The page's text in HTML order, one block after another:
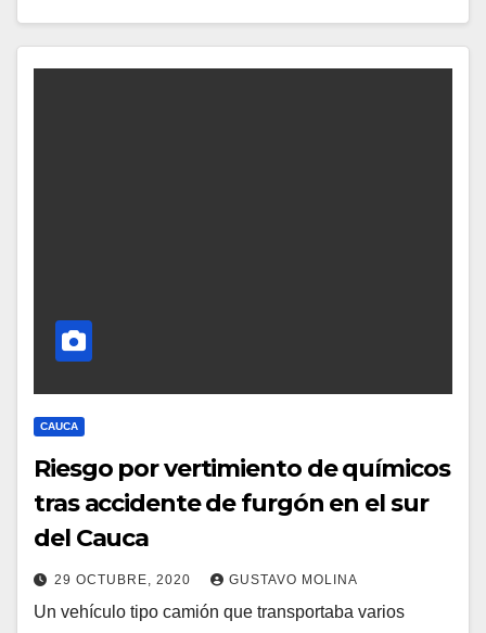
CAUCA
Riesgo por vertimiento de químicos
tras accidente de furgón en el sur
del Cauca
29 OCTUBRE, 2020 GUSTAVO MOLINA
Un vehículo tipo camión que transportaba varios